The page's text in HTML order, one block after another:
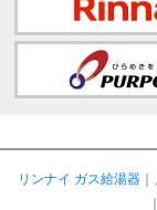
リンナイ ガス給湯器｜
｜